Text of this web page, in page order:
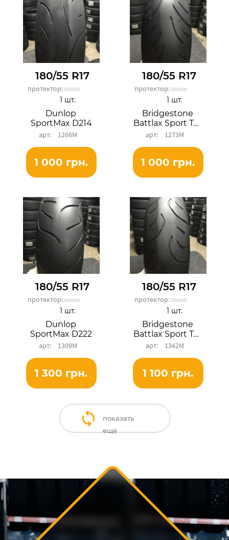
180/55 R17
протектор:
Dunlop
SportMax D214
1266М
1 шт.
1 000 грн.
180/55 R17
протектор:
Bridgestone
Battlax Sport Touring BT023R
1273М
1 шт.
1 000 грн.
180/55 R17
протектор:
Dunlop
SportMax D222
1309М
1 шт.
1 300 грн.
180/55 R17
протектор:
Bridgestone
Battlax Sport Touring T30R
1342М
1 шт.
1 100 грн.
показать
ещё